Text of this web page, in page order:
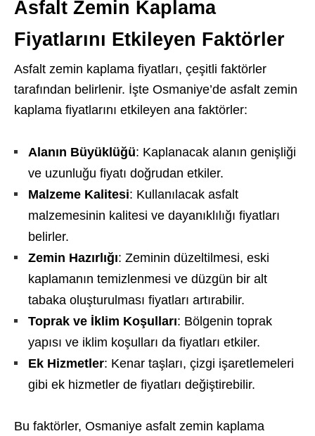
Asfalt Zemin Kaplama
Fiyatlarını Etkileyen Faktörler
Asfalt zemin kaplama fiyatları, çeşitli faktörler
tarafından belirlenir. İşte Osmaniye’de asfalt zemin
kaplama fiyatlarını etkileyen ana faktörler:
Alanın Büyüklüğü: Kaplanacak alanın genişliği
ve uzunluğu fiyatı doğrudan etkiler.
Malzeme Kalitesi: Kullanılacak asfalt
malzemesinin kalitesi ve dayanıklılığı fiyatları
belirler.
Zemin Hazırlığı: Zeminin düzeltilmesi, eski
kaplamanın temizlenmesi ve düzgün bir alt
tabaka oluşturulması fiyatları artırabilir.
Toprak ve İklim Koşulları: Bölgenin toprak
yapısı ve iklim koşulları da fiyatları etkiler.
Ek Hizmetler: Kenar taşları, çizgi işaretlemeleri
gibi ek hizmetler de fiyatları değiştirebilir.
Bu faktörler, Osmaniye asfalt zemin kaplama